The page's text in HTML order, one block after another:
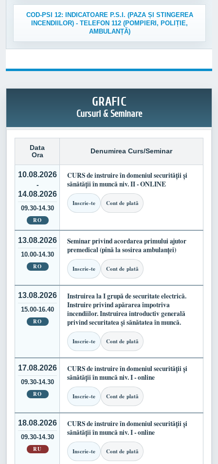
COD-PSI 12: INDICATOARE P.S.I. (PAZA ȘI STINGEREA
INCENDIILOR) - TELEFON 112 (POMPIERI, POLIȚIE,
AMBULANȚĂ)
GRAFIC
Cursuri & Seminare
Data
Ora
Denumirea Curs/Seminar
10.08.2026
-
14.08.2026
09.30-14.30
RO
CURS de instruire în domeniul securității și
sănătății în muncă niv. II - ONLINE
Inscrie-te Cont de plată
13.08.2026
10.00-14.30
RO
Seminar privind acordarea primului ajutor
premedical (pînă la sosirea ambulanței)
Inscrie-te Cont de plată
13.08.2026
15.00-16.40
RO
Instruirea la I grupă de securitate electrică.
Instruire privind apărarea împotriva
incendiilor. Instruirea introductiv generală
privind securitatea și sănătatea în muncă.
Inscrie-te Cont de plată
17.08.2026
09.30-14.30
RO
CURS de instruire în domeniul securității și
sănătății în muncă niv. I - online
Inscrie-te Cont de plată
18.08.2026
09.30-14.30
RU
CURS de instruire în domeniul securității și
sănătății în muncă niv. I - online
Inscrie-te Cont de plată